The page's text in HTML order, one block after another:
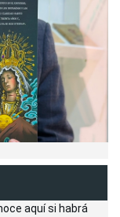
aquí si habrá